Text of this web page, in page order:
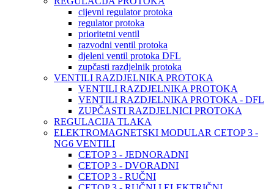
cijevni regulator protoka
regulator protoka
prioritetni ventil
razvodni ventil protoka
djeleni ventil protoka DFL
zupčasti razdjelnik protoka
VENTILI RAZDJELNIKA PROTOKA
VENTILI RAZDJELNIKA PROTOKA
VENTILI RAZDJELNIKA PROTOKA - DFL
ZUPČASTI RAZDJELNICI PROTOKA
REGULACIJA TLAKA
ELEKTROMAGNETSKI MODULAR CETOP 3 -
NG6 VENTILI
CETOP 3 - JEDNORADNI
CETOP 3 - DVORADNI
CETOP 3 - RUČNI